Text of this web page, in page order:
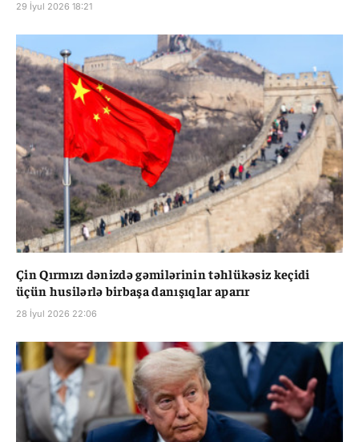
29 İyul 2026 18:21
Çin Qırmızı dənizdə gəmilərinin təhlükəsiz keçidi
üçün husilərlə birbaşa danışıqlar aparır
28 İyul 2026 22:06